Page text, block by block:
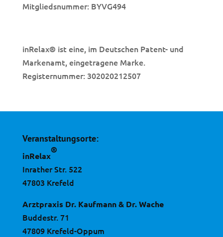
Mitgliedsnummer: BYVG494
inRelax® ist eine, im Deutschen Patent- und
Markenamt, eingetragene Marke.
Registernummer: 302020212507
Veranstaltungsorte:
inRelax
®
Inrather Str. 522
47803 Krefeld
Arztpraxis Dr. Kaufmann & Dr. Wache
Buddestr. 71
47809 Krefeld-Oppum